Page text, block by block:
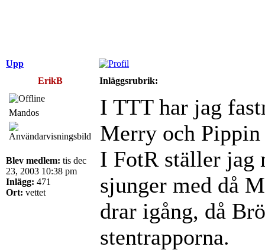
Upp
ErikB
Inläggsrubrik:
Mandos
Blev medlem: tis dec
23, 2003 10:38 pm
Inlägg: 471
Ort: vettet
I TTT har jag
Merry och
I FotR ställer jag
sjunger med då
drar igång, då
stentrapporna.